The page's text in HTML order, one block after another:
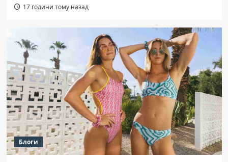
17 години тому назад
Блоги